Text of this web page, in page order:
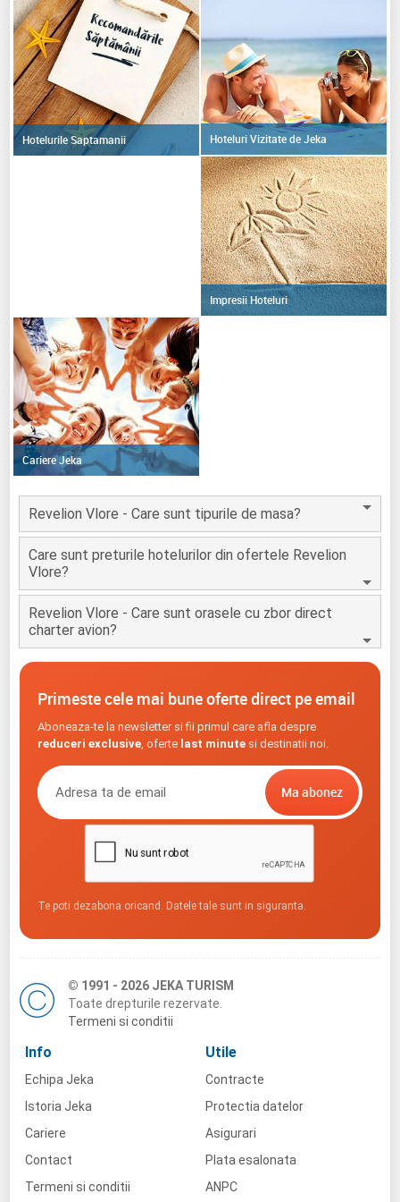
Hotelurile Saptamanii Hoteluri Vizitate de Jeka
Impresii Hoteluri
Cariere Jeka
Revelion Vlore - Care sunt tipurile de masa?
Care sunt preturile hotelurilor din ofertele Revelion
Vlore?
Revelion Vlore - Care sunt orasele cu zbor direct
charter avion?
Primeste cele mai bune oferte direct pe email
Aboneaza-te la newsletter si fii primul care afla despre
reduceri exclusive, oferte last minutesi destinatii noi.
Te poti dezabona oricand. Datele tale sunt in siguranta.
© 1991 - 2026 JEKA TURISM
Toate drepturile rezervate.
Termeni si conditii
Info
Echipa Jeka
Istoria Jeka
Cariere
Contact
Termeni si conditii
Utile
Contracte
Protectia datelor
Asigurari
Plata esalonata
ANPC